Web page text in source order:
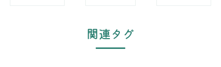
関連タグ